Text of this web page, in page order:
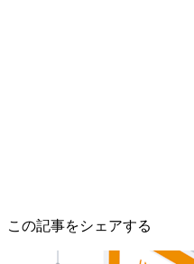
この記事をシェアする